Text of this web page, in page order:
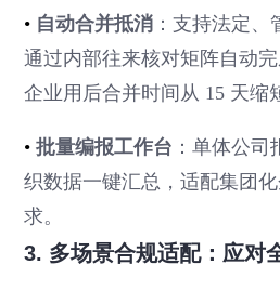
• 自动合并抵消 ：支持法定、
通过内部往来核对矩阵自动
企业用后合并时间从 15 天缩
•批量编报工作台 ：单体公
织数据一键汇总，适配集团
求。
3. 多场景合规适配：应对